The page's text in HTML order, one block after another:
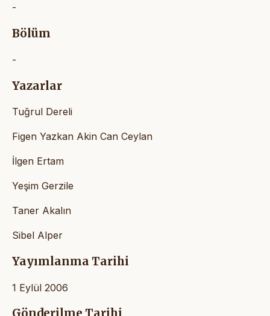
-
Bölüm
-
Yazarlar
Tuğrul Dereli
Figen Yazkan Akin Can Ceylan
İlgen Ertam
Yeşim Gerzile
Taner Akalın
Sibel Alper
Yayımlanma Tarihi
1 Eylül 2006